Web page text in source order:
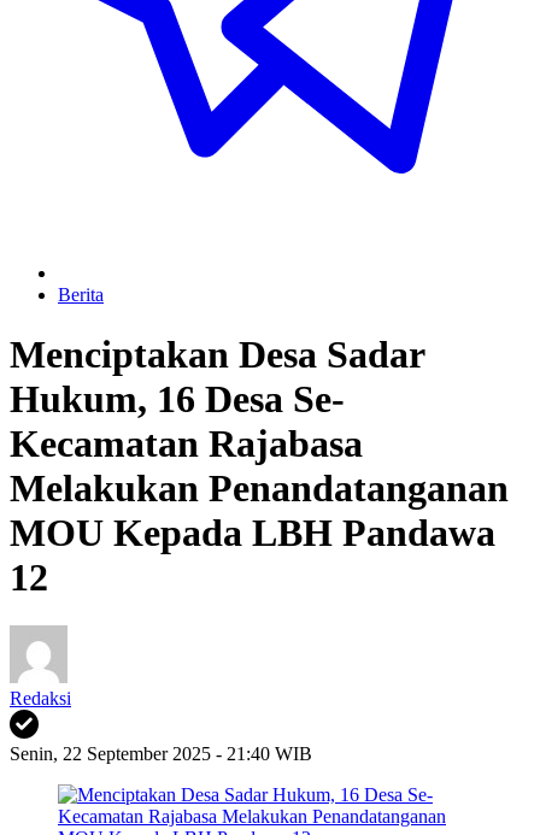
Berita
Menciptakan Desa Sadar
Hukum, 16 Desa Se-
Kecamatan Rajabasa
Melakukan Penandatanganan
MOU Kepada LBH Pandawa
12
Redaksi
Senin, 22 September 2025 - 21:40 WIB